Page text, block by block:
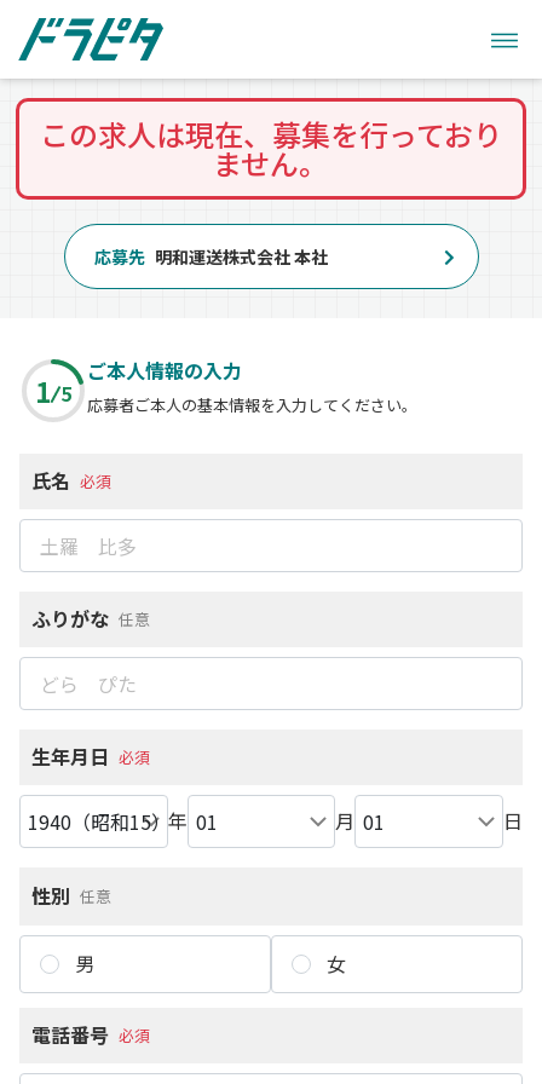
この求人は現在、募集を行っており
ません。
応募先 明和運送株式会社 本社
1 5
ご本人情報の入力
応募者ご本人の基本情報を入力してください。
氏名 必須
ふりがな 任意
生年月日 必須
年 月 日
性別 任意
男 女
電話番号 必須